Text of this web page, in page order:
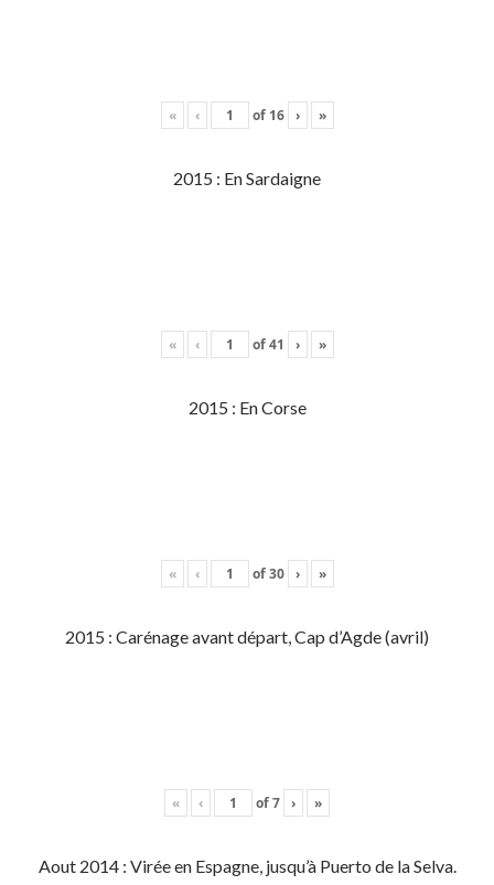
« ‹ of 16 › »
2015 : En Sardaigne
« ‹ of41 › »
2015 : En Corse
« ‹ of30 › »
2015 : Carénage avant départ, Cap d’Agde (avril)
« ‹ of7 › »
Aout 2014 : Virée en Espagne, jusqu’à Puerto de la Selva.